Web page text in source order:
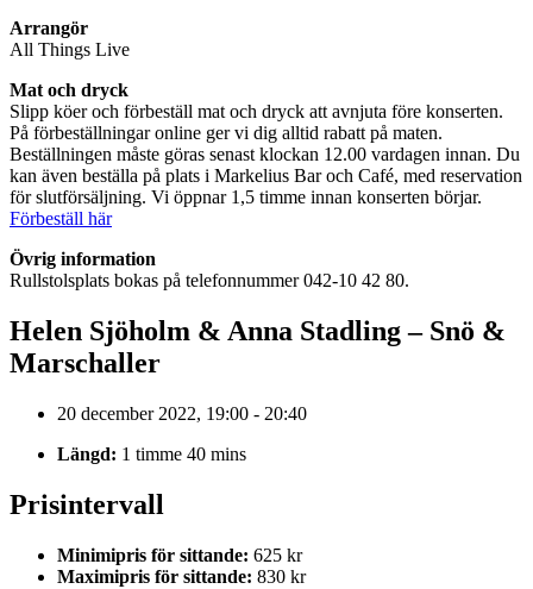
Arrangör
All Things Live
Mat och dryck
Slipp köer och förbeställ mat och dryck att avnjuta före konserten.
På förbeställningar online ger vi dig alltid rabatt på maten.
Beställningen måste göras senast klockan 12.00 vardagen innan. Du
kan även beställa på plats i Markelius Bar och Café, med reservation
för slutförsäljning. Vi öppnar 1,5 timme innan konserten börjar.
Förbeställ här
Övrig information
Rullstolsplats bokas på telefonnummer 042-10 42 80.
Helen Sjöholm & Anna Stadling – Snö &
Marschaller
20 december 2022, 19:00 - 20:40
Längd: 1 timme 40 mins
Prisintervall
Minimipris för sittande: 625 kr
Maximipris för sittande: 830 kr